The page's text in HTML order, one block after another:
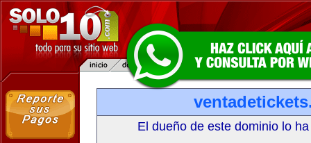
El dueño de este dominio lo